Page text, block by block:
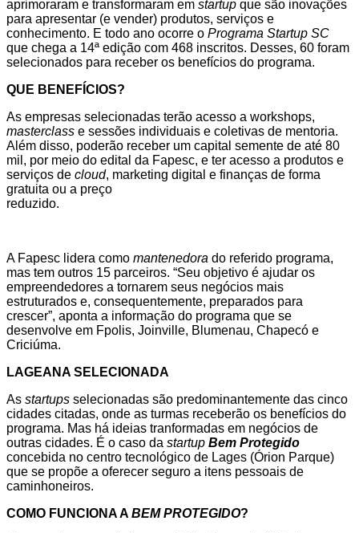
aprimoraram e transformaram em startup que são inovações
para apresentar (e vender) produtos, serviços e
conhecimento. E todo ano ocorre o Programa Startup SC
que chega a 14ª edição com 468 inscritos. Desses, 60 foram
selecionados para receber os benefícios do programa.
QUE BENEFÍCIOS?
As empresas selecionadas terão acesso a workshops,
masterclass e sessões individuais e coletivas de mentoria.
Além disso, poderão receber um capital semente de até 80
mil, por meio do edital da Fapesc, e ter acesso a produtos e
serviços de cloud, marketing digital e finanças de forma
gratuita ou a preço
reduzido.
A Fapesc lidera como mantenedora do referido programa,
mas tem outros 15 parceiros. “Seu objetivo é ajudar os
empreendedores a tornarem seus negócios mais
estruturados e, consequentemente, preparados para
crescer”, aponta a informação do programa que se
desenvolve em Fpolis, Joinville, Blumenau, Chapecó e
Criciúma.
LAGEANA SELECIONADA
As startups selecionadas são predominantemente das cinco
cidades citadas, onde as turmas receberão os benefícios do
programa. Mas há ideias tranformadas em negócios de
outras cidades. É o caso da startup Bem Protegido
concebida no centro tecnológico de Lages (Órion Parque)
que se propõe a oferecer seguro a itens pessoais de
caminhoneiros.
COMO FUNCIONA A BEM PROTEGIDO?